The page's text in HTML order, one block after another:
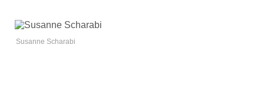
Susanne Scharabi